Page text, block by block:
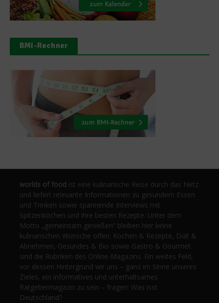
BMI-Rechner
worlds of food ist eine kulinarische Reise durch das Netz
und liefert relevante Informationen zu gesundem Essen
und Trinken sowie spannende Interviews mit
Spitzenköchen und ihre besten Rezepte. Unter dem
Motto „gemeinsam genießen“ bleiben hier keine
kulinarischen Wünsche offen. Kochen & Rezepte, Diät &
Abnehmen, Gesundes & Bio sowie Gastro & Gourmet
sind die Rubriken des Online-Magazins. Ein weites Feld,
vor dessen Hintergrund wir uns – ganz im Sinne unseres
Zieles, ein informatives und unterhaltsames
Ratgebermagazin zu sein – fragen: Was isst
Deutschland?